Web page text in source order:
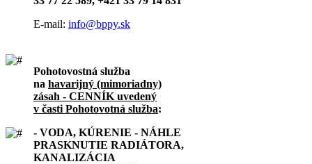
E-mail: info@bppy.sk
Pohotovostná služba
na havarijný (mimoriadny)
zásah - CENNÍK uvedený
v časti Pohotovotná služba:
- VODA, KÚRENIE - NÁHLE
PRASKNUTIE RADIÁTORA,
KANALIZÁCIA